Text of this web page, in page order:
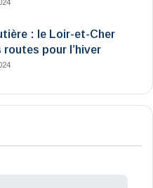
: le Loir-et-Cher
routes pour l’hiver